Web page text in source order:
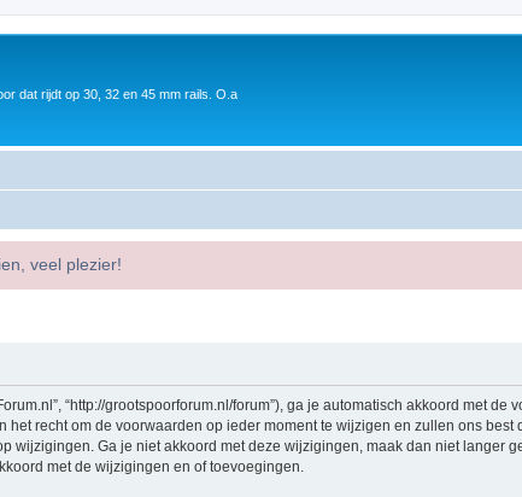
dat rijdt op 30, 32 en 45 mm rails. O.a
veel plezier!
“http://grootspoorforum.nl/forum”), ga je automatisch akkoord met de
recht om de voorwaarden op ieder moment te wijzigen en zullen ons
wijzigingen. Ga je niet akkoord met deze wijzigingen, maak dan niet langer
met de wijzigingen en of toevoegingen.